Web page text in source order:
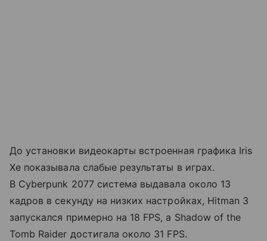
До установки видеокарты встроенная графика Iris
Xe показывала слабые результаты в играх.
В Cyberpunk 2077 система выдавала около 13
кадров в секунду на низких настройках, Hitman 3
запускался примерно на 18 FPS, а Shadow of the
Tomb Raider достигала около 31 FPS.